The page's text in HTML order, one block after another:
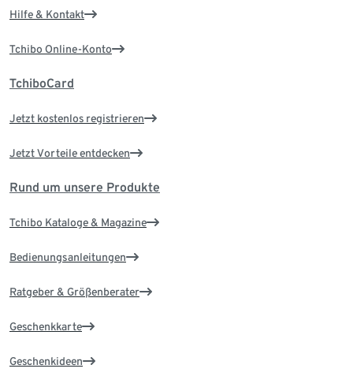
Hilfe & Kontakt
Tchibo Online-Konto
TchiboCard
Jetzt kostenlos registrieren
Jetzt Vorteile entdecken
Rund um unsere Produkte
Tchibo Kataloge & Magazine
Bedienungsanleitungen
Ratgeber & Größenberater
Geschenkkarte
Geschenkideen